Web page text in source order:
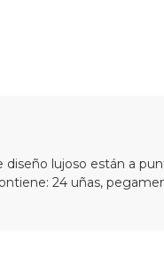
lujoso están a
24 uñas,